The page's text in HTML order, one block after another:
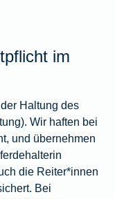
im
Haltung des
Wir haften bei
und übernehmen
die Reiter*innen
Bei